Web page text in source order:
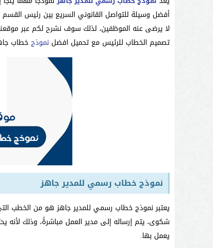
أفضل وسيلة للتواصل القانوني السريع بين رئيس
لا يرضى عنه الموظفين، لذلك سوف نشرح لكم عبر
تصميم الخطاب للرئيس مع تحميل افضل نموذجخطاب
نموذج خطاب رسمي للمدير جاهز
يعتبر نموذج خطاب رسمي للمدير جاهز هو من الخطب
شكوى، يتم إرساله إلى مدير العمل مباشرةً، وذلك
يعمل بها.